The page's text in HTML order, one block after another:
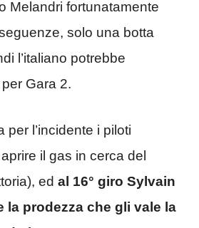
Melandri fortunatamente
solo una botta
l’italiano potrebbe
Gara 2.
per l’incidente i piloti
il gas in cerca del
ed al 16° giro Sylvain
la prodezza che gli vale la